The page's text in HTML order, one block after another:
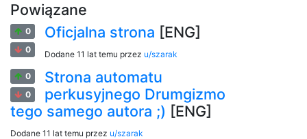
Powiązane
0
0
Oficjalna strona [ENG]
Dodane 11 lat temu przez u/szarak
0
0
Strona automatu
perkusyjnego Drumgizmo
tego samego autora ;) [ENG]
Dodane 11 lat temu przez u/szarak